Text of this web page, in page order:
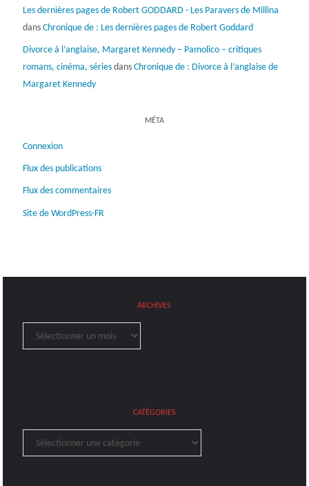
Les dernières pages de Robert GODDARD - Les Paravers de Millina
dans Chronique de : Les dernières pages de Robert Goddard
Divorce à l’anglaise, Margaret Kennedy – Pamolico – critiques
romans, cinéma, sériesdans Chronique de : Divorce à l’anglaise de
Margaret Kennedy
MÉTA
Connexion
Flux des publications
Flux des commentaires
Site de WordPress-FR
ARCHIVES
Archives
CATÉGORIES
Catégories